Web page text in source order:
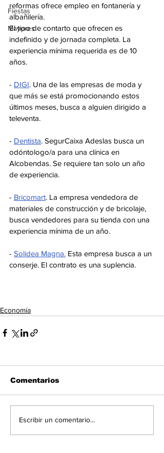
Fiestas
Mayores
reformas ofrece empleo en fontanería y
albañilería.
El tipo de contarto que ofrecen es
indefinido y de jornada completa. La
experiencia mínima requerida es de 10
años.
- DIGI. Una de las empresas de moda y
que más se está promocionando estos
últimos meses, busca a alguien dirigido a
televenta.
- Dentista. SegurCaixa Adeslas busca un
odóntologo/a para una clínica en
Alcobendas. Se requiere tan solo un año
de experiencia.
- Bricomart. La empresa vendedora de
materiales de construcción y de bricolaje,
busca vendedores para su tienda con una
experiencia mínima de un año.
- Solidea Magna. Esta empresa busca a un
conserje. El contrato es una suplencia.
Economía
Comentarios
Escribir un comentario...